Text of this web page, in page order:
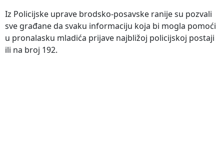
Iz Policijske uprave brodsko-posavske ranije su pozvali
sve građane da svaku informaciju koja bi mogla pomoći
u pronalasku mladića prijave najbližoj policijskoj postaji
ili na broj 192.